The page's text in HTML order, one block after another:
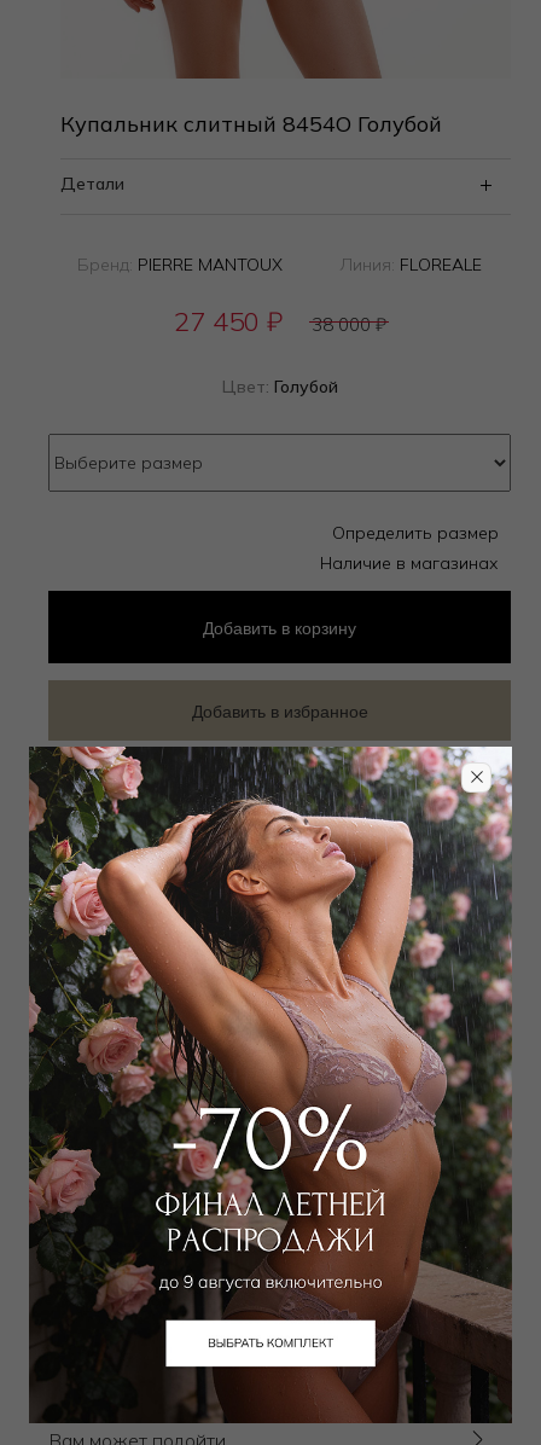
Дополнить образ
Туника
36 000 ₽ 19 350 ₽
Купальник слитный 8454O Голубой
Детали
Бренд: PIERRE MANTOUX Линия: FLOREALE
27 450 ₽ 38 000₽
Цвет: Голубой
Определить размер
Наличие в магазинах
Добавить в корзину
Добавить в избранное
Забронировать в магазине